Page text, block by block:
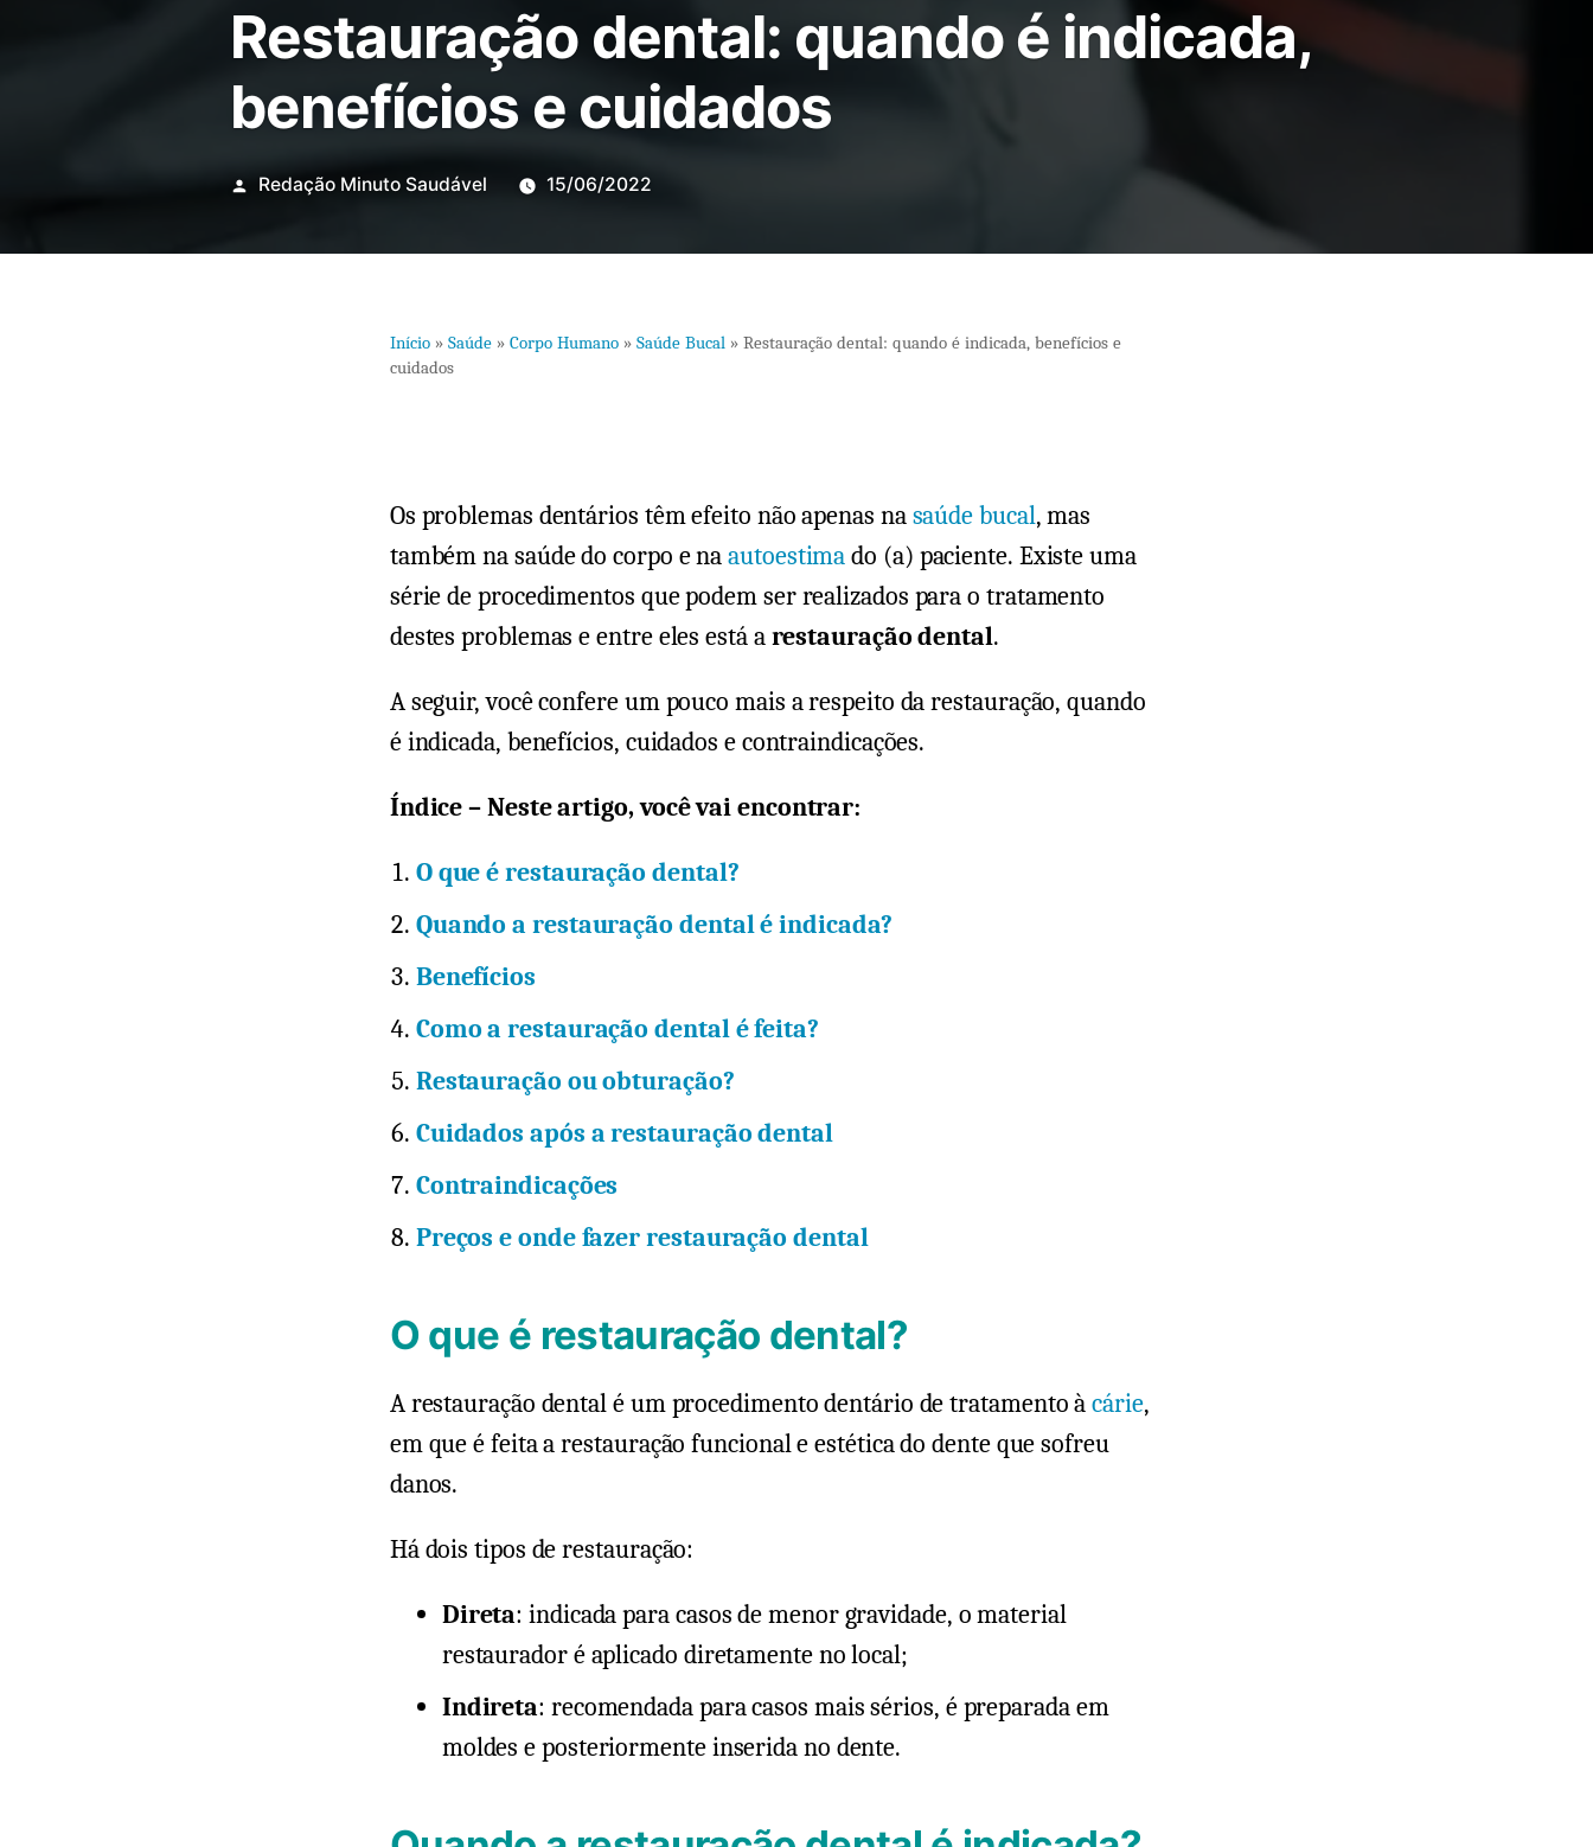
Restauração dental: quando é indicada,
benefícios e cuidados
Redação Minuto Saudável 15/06/2022
Início» Saúde» Corpo Humano» Saúde Bucal» Restauração dental: quando é indicada, benefícios e
cuidados
Os problemas dentários têm efeito não apenas nasaúde bucal, mas
também na saúde do corpo e naautoestimado (a) paciente. Existe uma
série de procedimentos que podem ser realizados para o tratamento
destes problemas e entre eles está arestauração dental.
A seguir, você confere um pouco mais a respeito da restauração, quando
é indicada, benefícios, cuidados e contraindicações.
Índice – Neste artigo, você vai encontrar:
O que é restauração dental?
Quando a restauração dental é indicada?
Benefícios
Como a restauração dental é feita?
Restauração ou obturação?
Cuidados após a restauração dental
Contraindicações
Preços e onde fazer restauração dental
O que é restauração dental?
A restauração dental é um procedimento dentário de tratamento àcárie,
em que é feita a restauração funcional e estética do dente que sofreu
danos.
Há dois tipos de restauração:
Direta: indicada para casos de menor gravidade, o material
restaurador é aplicado diretamente no local;
Indireta: recomendada para casos mais sérios, é preparada em
moldes e posteriormente inserida no dente.